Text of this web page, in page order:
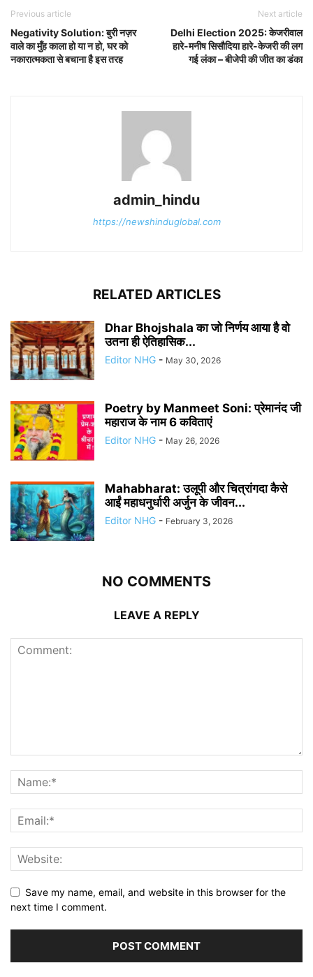
Previous article
Negativity Solution: बुरी नज़र
वाले का मुँह काला हो या न हो, घर को
नकारात्मकता से बचाना है इस तरह
Next article
Delhi Election 2025: केजरीवाल
हारे-मनीष सिसौदिया हारे-केजरी की लग
गई लंका – बीजेपी की जीत का डंका
admin_hindu
https://newshinduglobal.com
RELATED ARTICLES
Dhar Bhojshala का जो निर्णय आया है वो
उतना ही ऐतिहासिक...
Editor NHG - May 30, 2026
Poetry by Manmeet Soni: प्रेमानंद जी
महाराज के नाम 6 कविताएं
Editor NHG - May 26, 2026
Mahabharat: उलूपी और चित्रांगदा कैसे
आईं महाधनुर्धारी अर्जुन के जीवन...
Editor NHG - February 3, 2026
NO COMMENTS
LEAVE A REPLY
Save my name, email, and website in this browser for the
next time I comment.